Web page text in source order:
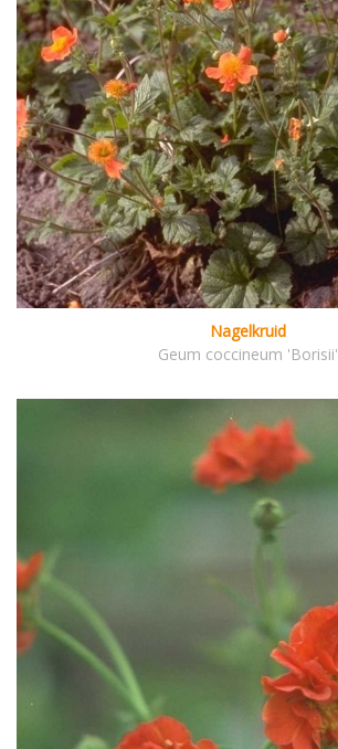
Nagelkruid
Geum coccineum 'Borisii'